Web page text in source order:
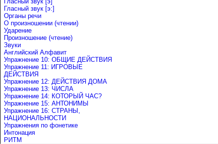
Гласный звук [э:]
Органы речи
О произношении (чтении)
Ударение
Произношение (чтение)
Звуки
Английский Алфавит
Упражнение 10: ОБЩИЕ ДЕЙСТВИЯ
Упражнение 11: ИГРОВЫЕ
ДЕЙСТВИЯ
Упражнение 12: ДЕЙСТВИЯ ДОМА
Упражнение 13: ЧИСЛА
Упражнение 14: КОТОРЫЙ ЧАС?
Упражнение 15: АНТОНИМЫ
Упражнение 16: СТРАНЫ,
НАЦИОНАЛЬНОСТИ
Упражнения по фонетике
Интонация
РИТМ